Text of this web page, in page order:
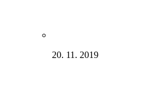
20. 11. 2019